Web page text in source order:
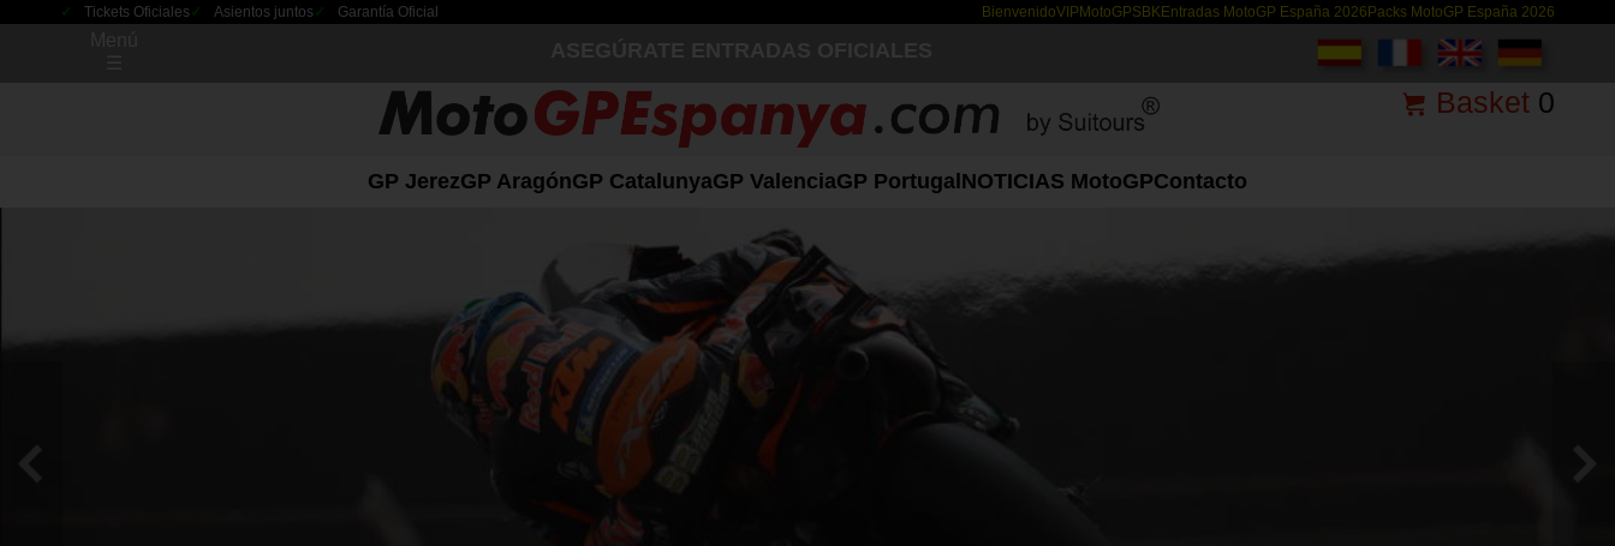
Tickets Oficiales Asientos juntos Garantía Oficial BienvenidoVIP MotoGPSBKEntradas MotoGP España 2026 Packs MotoGP España 2026
Basket 0
GP JerezGP AragónGP CatalunyaGP ValenciaGP PortugalNOTICIAS MotoGPContacto